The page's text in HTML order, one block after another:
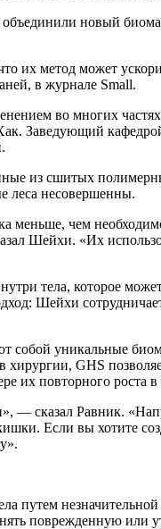
новый
их метод может
в журнале Small.
во многих частях
Заведующий
из сшитых
леса несовершенны.
меньше, чем
Шейхи. «Их
тела, которое
Шейхи
собой уникальные
GHS
их повторного роста
— сказал Равник.
Если вы хотите
путем
поврежденную или